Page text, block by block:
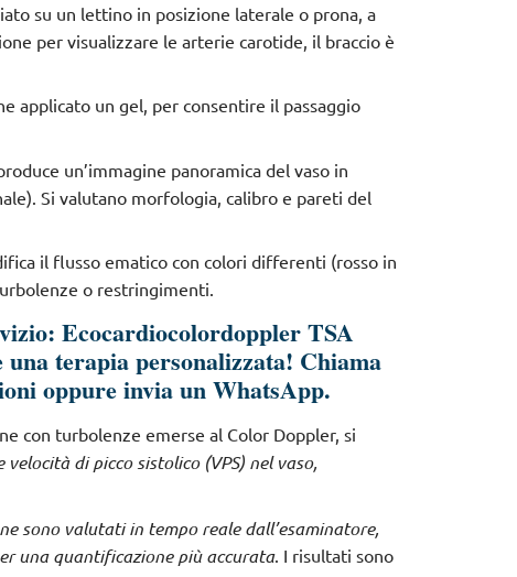
su un lettino in posizione laterale o prona, a
per visualizzare le arterie carotide, il braccio è
applicato un gel, per consentire il passaggio
un’immagine panoramica del vaso in
Si valutano morfologia, calibro e pareti del
il flusso ematico con colori differenti (rosso in
o restringimenti.
Ecocardiocolordoppler TSA
terapia personalizzata! Chiama
oppure invia un WhatsApp.
con turbolenze emerse al Color Doppler, si
velocità di picco sistolico (VPS) nel vaso,
sono valutati in tempo reale dall’esaminatore,
una quantificazione più accurata. I risultati sono